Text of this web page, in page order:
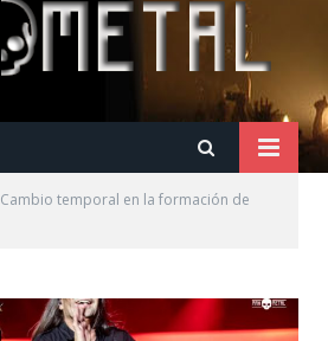
Cambio temporal en la formación de